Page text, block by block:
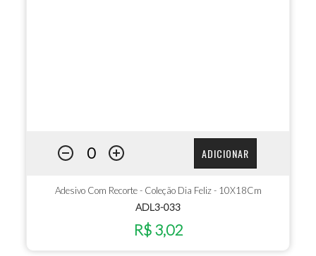
ADICIONAR
Adesivo Com Recorte - Coleção Dia Feliz - 10X18Cm
ADL3-033
R$ 3,02